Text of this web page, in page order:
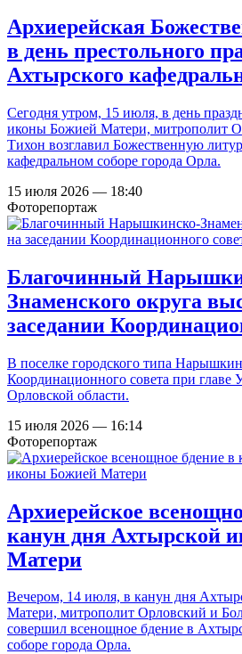
Архиерейская
в день престольного
Ахтырского
Сегодня утром, 15 июля, в день
иконы Божией Матери, митрополит
Тихон возглавил Божественную
кафедральном соборе города Орла.
15 июля 2026 — 18:40
Фоторепортаж
Благочинный
Знаменского округа
заседании
В поселке городского типа
Координационного совета при главе
Орловской области.
15 июля 2026 — 16:14
Фоторепортаж
Архиерейское
канун дня Ахтырской
Матери
Вечером, 14 июля, в канун дня
Матери, митрополит Орловский и
совершил всенощное бдение в
соборе города Орла.